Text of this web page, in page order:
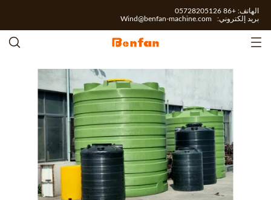
الهاتف: +86 05728205126
بريد إلكتروني: Wind@benfan-machine.com